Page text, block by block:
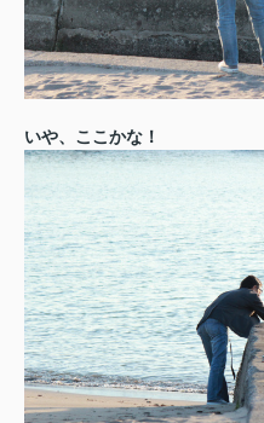
いや、ここかな！